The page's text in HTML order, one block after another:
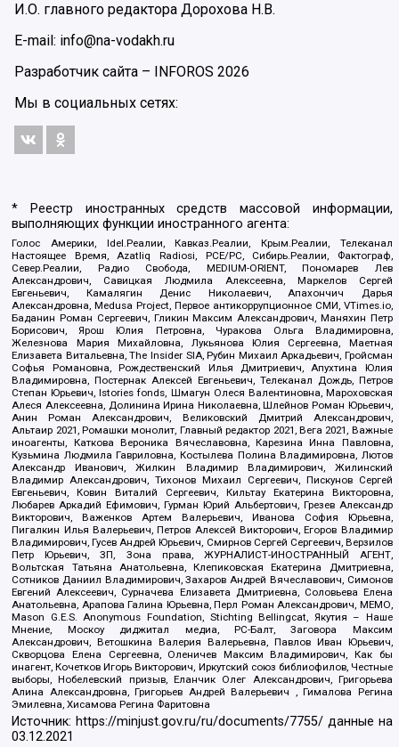
И.О. главного редактора Дорохова Н.В.
E-mail: info@na-vodakh.ru
Разработчик сайта – INFOROS 2026
Мы в социальных сетях:
* Реестр иностранных средств массовой информации,
выполняющих функции иностранного агента:
Голос Америки, Idel.Реалии, Кавказ.Реалии, Крым.Реалии, Телеканал
Настоящее Время, Azatliq Radiosi, PCE/PC, Сибирь.Реалии, Фактограф,
Север.Реалии, Радио Свобода, MEDIUM-ORIENT, Пономарев Лев
Александрович, Савицкая Людмила Алексеевна, Маркелов Сергей
Евгеньевич, Камалягин Денис Николаевич, Апахончич Дарья
Александровна, Medusa Project, Первое антикоррупционное СМИ, VTimes.io,
Баданин Роман Сергеевич, Гликин Максим Александрович, Маняхин Петр
Борисович, Ярош Юлия Петровна, Чуракова Ольга Владимировна,
Железнова Мария Михайловна, Лукьянова Юлия Сергеевна, Маетная
Елизавета Витальевна, The Insider SIA, Рубин Михаил Аркадьевич, Гройсман
Софья Романовна, Рождественский Илья Дмитриевич, Апухтина Юлия
Владимировна, Постернак Алексей Евгеньевич, Телеканал Дождь, Петров
Степан Юрьевич, Istories fonds, Шмагун Олеся Валентиновна, Мароховская
Алеся Алексеевна, Долинина Ирина Николаевна, Шлейнов Роман Юрьевич,
Анин Роман Александрович, Великовский Дмитрий Александрович,
Альтаир 2021, Ромашки монолит, Главный редактор 2021, Вега 2021, Важные
иноагенты, Каткова Вероника Вячеславовна, Карезина Инна Павловна,
Кузьмина Людмила Гавриловна, Костылева Полина Владимировна, Лютов
Александр Иванович, Жилкин Владимир Владимирович, Жилинский
Владимир Александрович, Тихонов Михаил Сергеевич, Пискунов Сергей
Евгеньевич, Ковин Виталий Сергеевич, Кильтау Екатерина Викторовна,
Любарев Аркадий Ефимович, Гурман Юрий Альбертович, Грезев Александр
Викторович, Важенков Артем Валерьевич, Иванова София Юрьевна,
Пигалкин Илья Валерьевич, Петров Алексей Викторович, Егоров Владимир
Владимирович, Гусев Андрей Юрьевич, Смирнов Сергей Сергеевич, Верзилов
Петр Юрьевич, ЗП, Зона права, ЖУРНАЛИСТ-ИНОСТРАННЫЙ АГЕНТ,
Вольтская Татьяна Анатольевна, Клепиковская Екатерина Дмитриевна,
Сотников Даниил Владимирович, Захаров Андрей Вячеславович, Симонов
Евгений Алексеевич, Сурначева Елизавета Дмитриевна, Соловьева Елена
Анатольевна, Арапова Галина Юрьевна, Перл Роман Александрович, МЕМО,
Mason G.E.S. Anonymous Foundation, Stichting Bellingcat, Якутия – Наше
Мнение, Москоу диджитал медиа, РС-Балт, Заговора Максим
Александрович, Ветошкина Валерия Валерьевна, Павлов Иван Юрьевич,
Скворцова Елена Сергеевна, Оленичев Максим Владимирович, Как бы
инагент, Кочетков Игорь Викторович, Иркутский союз библиофилов, Честные
выборы, Нобелевский призыв, Еланчик Олег Александрович, Григорьева
Алина Александровна, Григорьев Андрей Валерьевич , Гималова Регина
Эмилевна, Хисамова Регина Фаритовна
Источник: https://minjust.gov.ru/ru/documents/7755/ данные на
03.12.2021